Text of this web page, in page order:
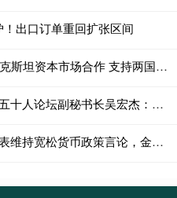
出口订单重回扩张区间
广源优配 上交所：深化与哈萨克斯坦资本市场合作 支持两国机构赴对方市场展业
一点钱程配资 专访中国碳中和五十人论坛副秘书长吴宏杰：从“能耗双控”到“碳排放双控”，考核变革如何影响“十五五”减碳路径？
鼎盛宝配资 美联储官员持续发表维持宽松货币政策言论，金价止跌回升，黄金ETF华夏（518850）涨0.11%